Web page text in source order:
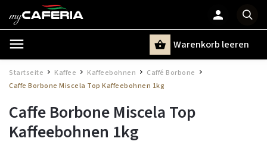
Warenkorb leeren
Startseite / Kaffee / Kaffeebohnen / Caffé Borbone
Caffe Borbone Miscela Top Kaffeebohnen 1kg
Caffe Borbone Miscela Top
Kaffeebohnen 1kg